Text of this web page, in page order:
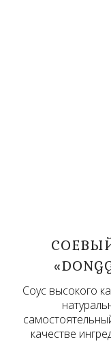
Соус высокого
качестве